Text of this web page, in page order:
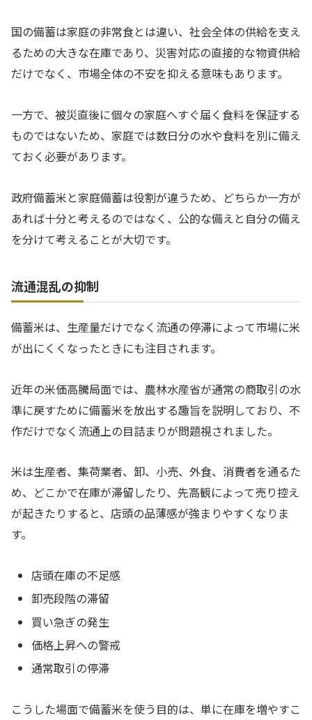
国の備蓄は家庭の非常食とは違い、社会全体の供給を支え
るための大きな在庫であり、災害対応の直接的な物資供給
だけでなく、市場全体の不安を抑える意味もあります。
一方で、被災直後に個々の家庭へすぐ届く食料を保証する
ものではないため、家庭では数日分の水や食料を別に備え
ておく必要があります。
政府備蓄米と家庭備蓄は役割が違うため、どちらか一方が
あれば十分と考えるのではなく、公的な備えと自分の備え
を分けて考えることが大切です。
流通混乱の抑制
備蓄米は、生産量だけでなく流通の停滞によって市場に米
が出にくくなったときにも注目されます。
近年の米価高騰局面では、農林水産省が通常の商取引の水
準に戻すために備蓄米を放出する趣旨を説明しており、不
作だけでなく流通上の目詰まりが問題視されました。
米は生産者、集荷業者、卸、小売、外食、消費者を通るた
め、どこかで在庫が滞留したり、先高観によって売り控え
が起きたりすると、店頭の品薄感が強まりやすくなりま
す。
店頭在庫の不足感
卸売段階の滞留
買い急ぎの発生
価格上昇への警戒
通常取引の停滞
こうした場面で備蓄米を使う目的は、単に在庫を増やすこ